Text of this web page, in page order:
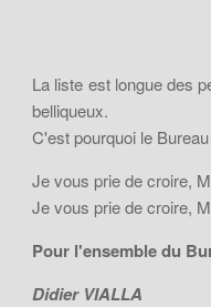
La liste est longue des
belliqueux.
C'est pourquoi le
Je vous prie de croire,
Je vous prie de croire,
Pour l'ensemble du
Didier VIALLA